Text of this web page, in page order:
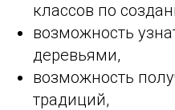
классов по
возможность
деревьями,
возможность
традиций,